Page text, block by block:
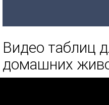
Видео таблиц
домашних